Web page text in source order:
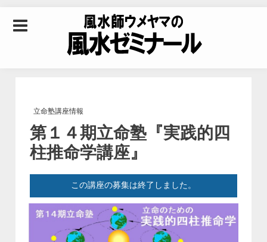
水ゼミナール｜風水
学・四柱推命学・易
学を合わせた立命講
座
立命塾講座情報
第１４期立命塾『実践的四
柱推命学講座』
この講座の募集は終了しました。